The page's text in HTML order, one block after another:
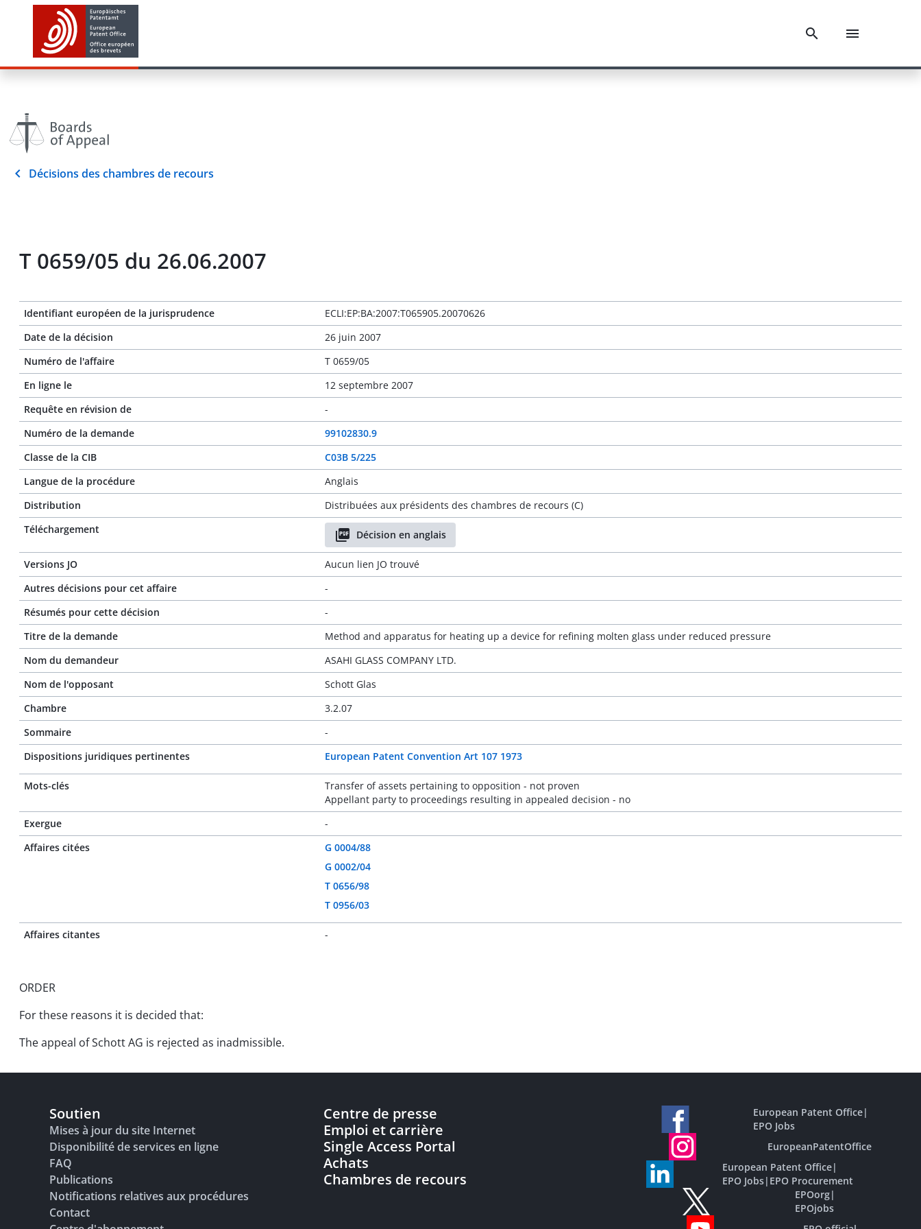
Décisions des chambres de recours
T 0659/05 du 26.06.2007
Identifiant européen de la jurisprudence
ECLI:EP:BA:2007:T065905.20070626
Date de la décision
26 juin 2007
Numéro de l'affaire
T 0659/05
En ligne le
12 septembre 2007
Requête en révision de
-
Numéro de la demande
99102830.9
Classe de la CIB
C03B 5/225
Langue de la procédure
Anglais
Distribution
Distribuées aux présidents des chambres de recours (C)
Téléchargement
Décision en anglais
Versions JO
Aucun lien JO trouvé
Autres décisions pour cet affaire
-
Résumés pour cette décision
-
Titre de la demande
Method and apparatus for heating up a device for refining molten glass under reduced pressure
Nom du demandeur
ASAHI GLASS COMPANY LTD.
Nom de l'opposant
Schott Glas
Chambre
3.2.07
Sommaire
-
Dispositions juridiques pertinentes
European Patent Convention Art 107 1973
Mots-clés
Transfer of assets pertaining to opposition - not proven
Appellant party to proceedings resulting in appealed decision - no
Exergue
-
Affaires citées
G 0004/88
G 0002/04
T 0656/98
T 0956/03
Affaires citantes -
ORDER
For these reasons it is decided that:
The appeal of Schott AG is rejected as inadmissible.
Soutien
Mises à jour du site Internet
Disponibilité de services en ligne
FAQ
Publications
Notifications relatives aux procédures
Contact
Centre de presse
Emploi et carrière
Single Access Portal
Achats
Chambres de recours
European Patent Office|
EPO Jobs
EuropeanPatentOffice
European Patent Office|
EPO Jobs| EPO Procurement
EPOorg|
EPOjobs